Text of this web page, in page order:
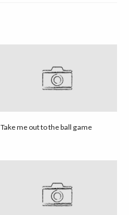
Take me out to the ball game